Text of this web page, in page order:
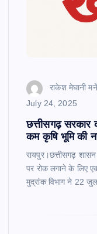
राकेश मेघानी
July 24, 2025
छत्तीसगढ़
कम कृषि भूमि की
रायपुर।छत्तीसगढ़
पर रोक लगाने के लिए
मुद्रांक विभाग ने 22